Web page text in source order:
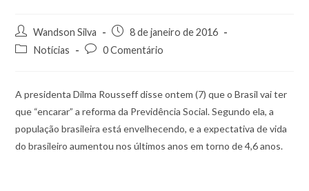
Wandson Silva
8 de janeiro de 2016
Notícias
0 Comentário
A presidenta Dilma Rousseff disse ontem (7) que o Brasil vai ter
que “encarar” a reforma da Previdência Social. Segundo ela, a
população brasileira está envelhecendo, e a expectativa de vida
do brasileiro aumentou nos últimos anos em torno de 4,6 anos.